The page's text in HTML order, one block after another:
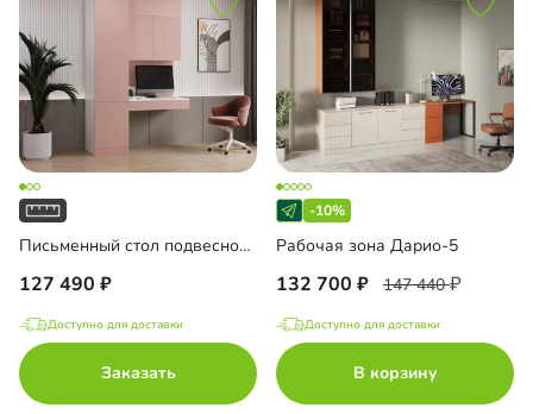
Письменный стол подвесной Мобаро-10
127 490
Доступно для доставки
Заказать
-10%
Рабочая зона Дарио-5
132 700 147 440
Доступно для доставки
В корзину